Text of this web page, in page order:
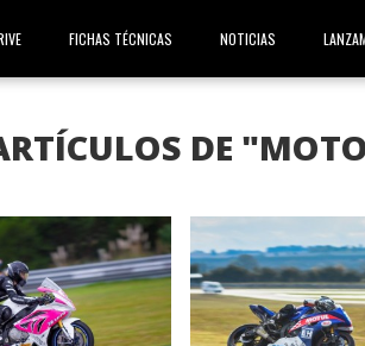
FICHAS TÉCNICAS NOTICIAS
DE
VER NOTA VER NOTA